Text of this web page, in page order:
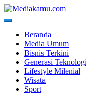
Skip
to
Media Terkini
Beranda
Media Umum
Bisnis Terkini
Generasi Teknologi
Lifestyle Milenial
Wisata
Sport